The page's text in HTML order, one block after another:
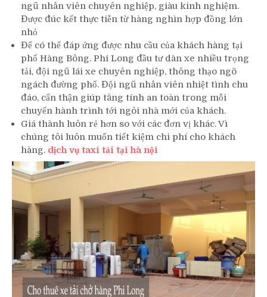
ngũ nhân viên chuyên nghiệp, giàu kinh nghiệm.
Được đúc kết thực tiễn từ hàng nghìn hợp đồng lớn
nhỏ
Để có thể đáp ứng được nhu cầu của khách hàng tại
phố Hàng Bông. Phi Long đầu tư dàn xe nhiều trọng
tải, đội ngũ lái xe chuyên nghiệp, thông thạo ngõ
ngách đường phố. Đội ngũ nhân viên nhiệt tình chu
đáo, cẩn thận giúp tăng tính an toàn trong mỗi
chuyến hành trình tới ngôi nhà mới của khách.
Giá thành luôn rẻ hơn so với các đơn vị khác. Vì
chúng tôi luôn muốn tiết kiệm chi phí cho khách
hàng. dịch vụ taxi tải tại hà nội